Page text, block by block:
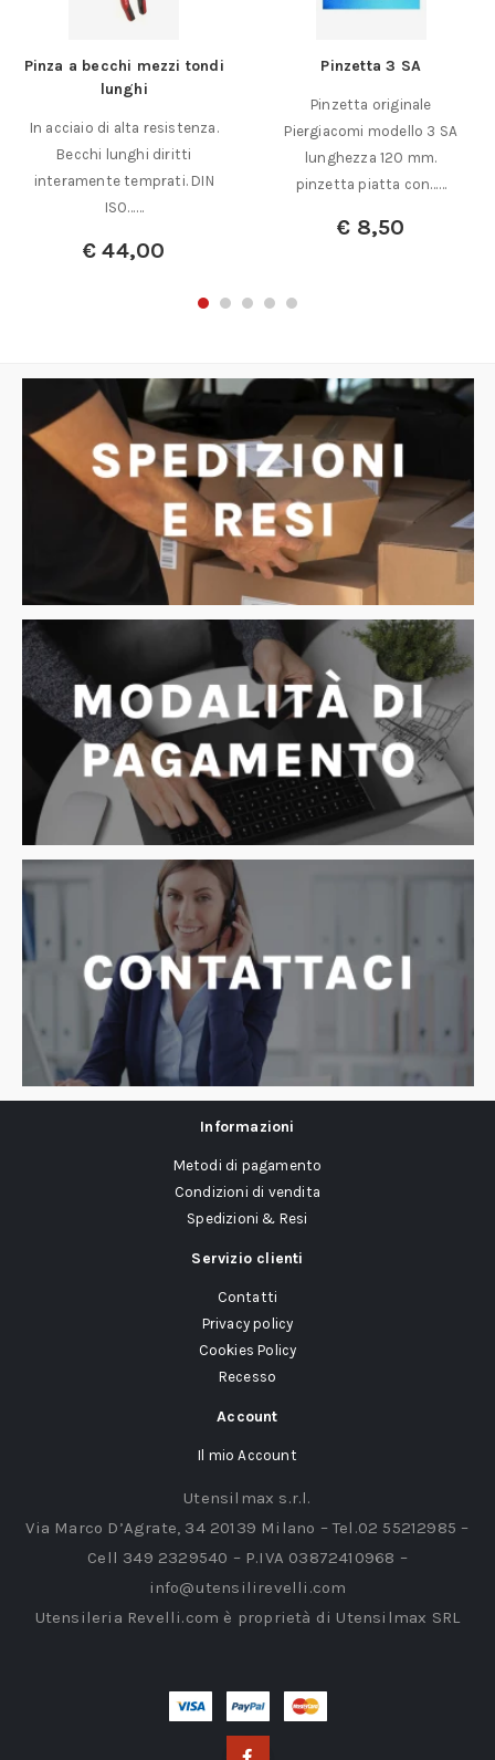
Pinza a becchi mezzi tondi
lunghi
In acciaio di alta resistenza.
Becchi lunghi diritti
interamente temprati. DIN
ISO……
€ 44,00
Pinzetta 3 SA
Pinzetta originale
Piergiacomi modello 3 SA
lunghezza 120 mm.
pinzetta piatta con……
€ 8,50
Informazioni
Metodi di pagamento
Condizioni di vendita
Spedizioni & Resi
Servizio clienti
Contatti
Privacy policy
Cookies Policy
Recesso
Account
Il mio Account
Utensilmax s.r.l.
Via Marco D’Agrate, 34 20139 Milano – Tel.02 55212985 –
Cell 349 2329540 – P.IVA 03872410968 –
info@utensilirevelli.com
Utensileria Revelli.com è proprietà di Utensilmax SRL